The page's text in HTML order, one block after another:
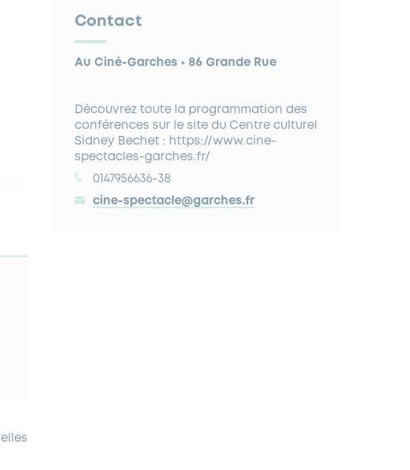
Contact
Au Ciné-Garches • 86 Grande Rue
Découvrez toute la programmation des
conférences sur le site du Centre culturel
Sidney Bechet : https://www.cine-
spectacles-garches.fr/
0147956636-38
cine-spectacle@garches.fr